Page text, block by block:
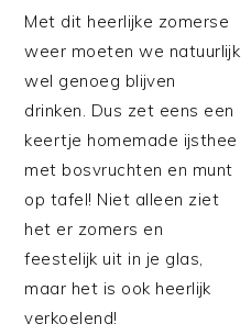
Met dit heerlijke zomerse
weer moeten we natuurlijk
wel genoeg blijven
drinken. Dus zet eens een
keertje homemade ijsthee
met bosvruchten en munt
op tafel! Niet alleen ziet
het er zomers en
feestelijk uit in je glas,
maar het is ook heerlijk
verkoelend!